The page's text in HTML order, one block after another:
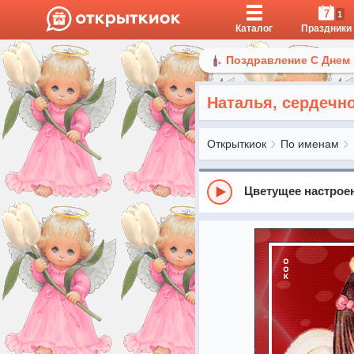
Каталог
7 1
Праздники
Поздравление С
Наталья,
Открыткиок По именам
Цветущее